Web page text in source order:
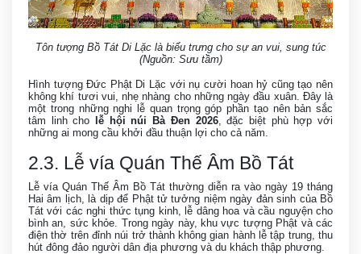
Tôn tượng Bồ Tát Di Lặc là biểu trưng cho sự an vui, sung túc
(Nguồn: Sưu tầm)
Hình tượng Đức Phật Di Lặc với nụ cười hoan hỷ cũng tạo nên
không khí tươi vui, nhẹ nhàng cho những ngày đầu xuân. Đây là
một trong những nghi lễ quan trọng góp phần tạo nên bản sắc
tâm linh cho lễ hội núi Bà Đen 2026, đặc biệt phù hợp với
những ai mong cầu khởi đầu thuận lợi cho cả năm.
2.3. Lễ vía Quán Thế Âm Bồ Tát
Lễ vía Quán Thế Âm Bồ Tát thường diễn ra vào ngày 19 tháng
Hai âm lịch, là dịp để Phật tử tưởng niệm ngày đản sinh của Bồ
Tát với các nghi thức tụng kinh, lễ dâng hoa và cầu nguyện cho
bình an, sức khỏe. Trong ngày này, khu vực tượng Phật và các
điện thờ trên đỉnh núi trở thành không gian hành lễ tập trung, thu
hút đông đảo người dân địa phương và du khách thập phương.